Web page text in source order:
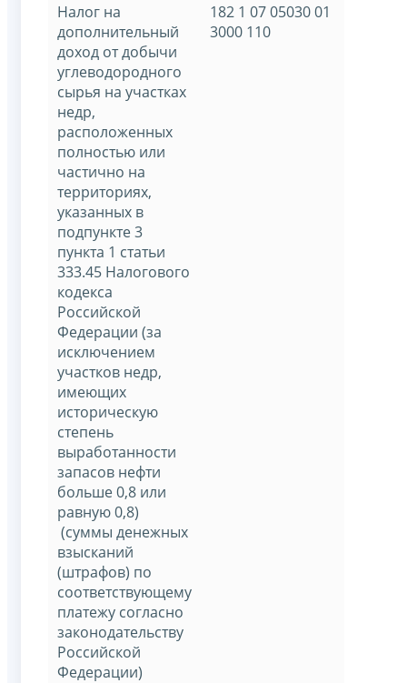
Налог на
дополнительный
доход от добычи
углеводородного
сырья на участках
недр,
расположенных
полностью или
частично на
территориях,
указанных в
подпункте 3
пункта 1 статьи
333.45 Налогового
кодекса
Российской
Федерации (за
исключением
участков недр,
имеющих
историческую
степень
выработанности
запасов нефти
больше 0,8 или
равную 0,8)
(суммы денежных
взысканий
(штрафов) по
соответствующему
платежу согласно
законодательству
Российской
Федерации)
182 1 07 05030 01
3000 110